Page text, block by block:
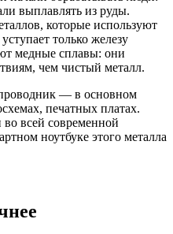
выплавлять из руды.
которые используют
только железу
медные сплавы: они
чем чистый металл.
— в основном
печатных платах.
всей современной
ноутбуке этого металла